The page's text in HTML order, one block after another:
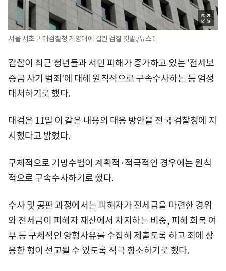
서울 서초구 대검찰청 게양대에 걸린 검찰 깃발./뉴스1
검찰이 최근 청년들과 서민 피해가 증가하고 있는 '전세보
증금 사기 범죄'에 대해 원칙적으로 구속수사하는 등 엄정
대처하기로 했다.
대검은 11일 이 같은 내용의 대응 방안을 전국 검찰청에 지
시했다고 밝혔다.
구체적으로 기망수법이 계획적·적극적인 경우에는 원칙
적으로 구속수사하기로 했다.
수사 및 공판 과정에서는 피해자가 전세금을 마련한 경위
와 전세금이 피해자 재산에서 차지하는 비중, 피해 회복 여
부 등 구체적인 양형사유를 수집해 제출토록 하고 죄에 상
응한 형이 선고될 수 있도록 적극 항소하기로 했다.